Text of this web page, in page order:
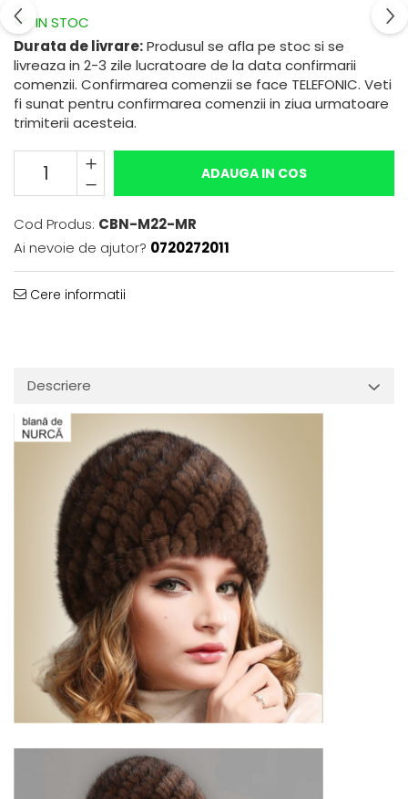
IN STOC
Durata de livrare:Produsul se afla pe stoc si se
livreaza in 2-3 zile lucratoare de la data confirmarii
comenzii. Confirmarea comenzii se face TELEFONIC. Veti
fi sunat pentru confirmarea comenzii in ziua urmatoare
trimiterii acesteia.
ADAUGA IN COS
Cod Produs: CBN-M22-MR
Ai nevoie de ajutor? 0720272011
Cere informatii
Descriere